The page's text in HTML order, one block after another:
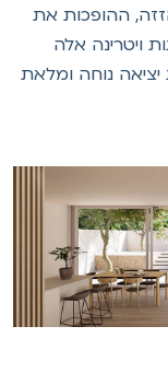
ההופכות את
אלה
נוחה ומלאת